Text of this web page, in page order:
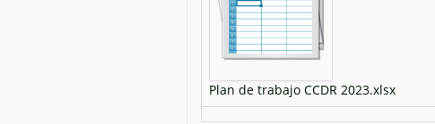
Plan de trabajo CCDR 2023.xlsx